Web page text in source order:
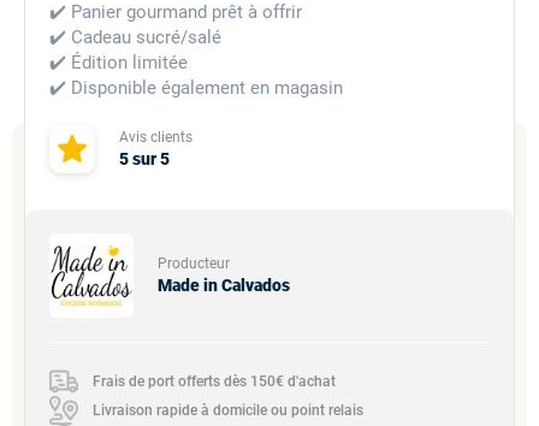
Avis clients
5sur5
✔️ Panier gourmand prêt à offrir
✔️ Cadeau sucré/salé
✔️ Édition limitée
✔️ Disponible également en magasin
Producteur
Made in Calvados
Frais de port offerts dès 150€ d'achat
Livraison rapide à domicile ou point relais